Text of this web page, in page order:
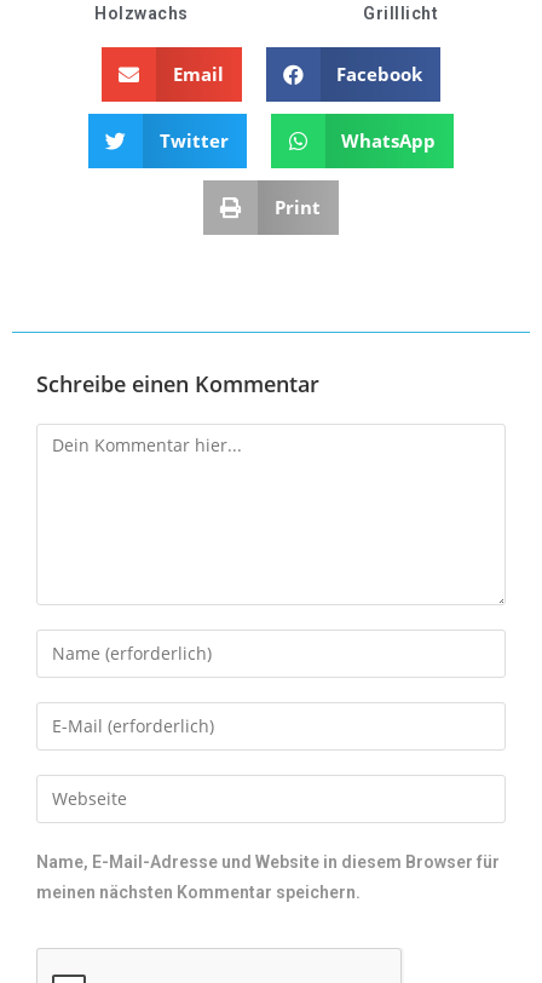
Holzwachs Grilllicht
Email Facebook
Twitter WhatsApp
Print
Schreibe einen Kommentar
Name, E-Mail-Adresse und Website in diesem Browser für
meinen nächsten Kommentar speichern.